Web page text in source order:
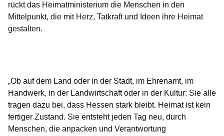
rückt das Heimatministerium die Menschen in den
Mittelpunkt, die mit Herz, Tatkraft und Ideen ihre Heimat
gestalten.
„Ob auf dem Land oder in der Stadt, im Ehrenamt, im
Handwerk, in der Landwirtschaft oder in der Kultur: Sie alle
tragen dazu bei, dass Hessen stark bleibt. Heimat ist kein
fertiger Zustand. Sie entsteht jeden Tag neu, durch
Menschen, die anpacken und Verantwortung